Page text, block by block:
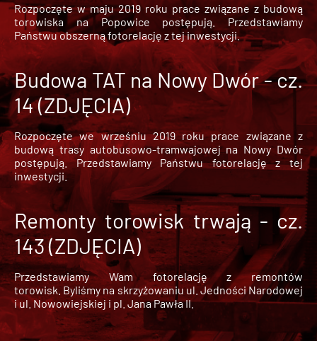
Rozpoczęte w maju 2019 roku prace związane z budową
torowiska na Popowice
postępują. Przedstawiamy
Państwu obszerną fotorelację z tej inwestycji.
Budowa TAT na Nowy Dwór - cz.
14 (ZDJĘCIA)
Rozpoczęte we wrześniu 2019 roku prace związane z
budową trasy autobusowo-tramwajowej na Nowy Dwór
postępują. Przedstawiamy Państwu fotorelację z tej
inwestycji.
Remonty torowisk trwają - cz.
143 (ZDJĘCIA)
Przedstawiamy Wam fotorelację z remontów
torowisk. Byliśmy na skrzyżowaniu ul. Jedności Narodowej
i ul. Nowowiejskiej i pl. Jana Pawła II.